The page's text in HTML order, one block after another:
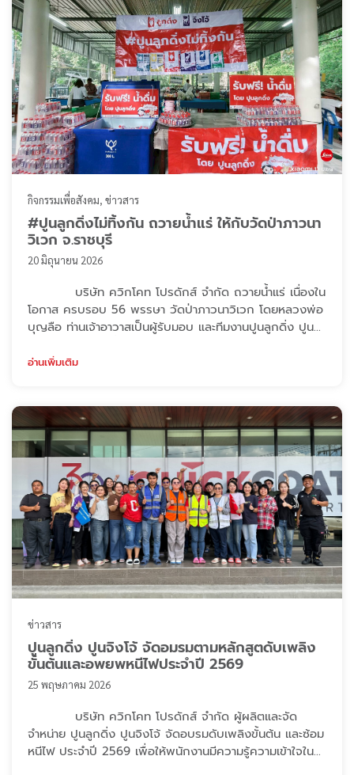
กิจกรรมเพื่อสังคม ข่าวสาร
#ปูนลูกดิ่งไม่ทิ้งกัน ถวายน้ำแร่ ให้กับวัดป่าภาวนา
วิเวก จ.ราชบุรี
20 มิถุนายน 2026
บริษัท ควิกโคท โปรดักส์ จำกัด ถวายน้ำแร่ เนื่องใน
โอกาส ครบรอบ 56 พรรษา วัดป่าภาวนาวิเวก โดยหลวงพ่อ
บุญลือ ท่านเจ้าอาวาสเป็นผู้รับมอบ และทีมงานปูนลูกดิ่ง ปูน
ในครั้งนี้อีกด้วย #ปูนลูกดิ่ง #ปูนจิงโจ้ #ปูนลูกดิ่งไม่ทิ้งกัน
อ่านเพิ่มเติม
ข่าวสาร
ปูนลูกดิ่ง ปูนจิงโจ้ จัดอมรมตามหลักสูตดับเพลิง
ขั้นต้นและอพยพหนีไฟประจำปี 2569
25 พฤษภาคม 2026
บริษัท ควิกโคท โปรดักส์ จำกัด ผู้ผลิตและจัด
จำหน่าย ปูนลูกดิ่ง ปูนจิงโจ้ จัดอบรมดับเพลิงขั้นต้น และซ้อม
หนีไฟ ประจำปี 2569 เพื่อให้พนักงานมีความรู้ความเข้าใจใน